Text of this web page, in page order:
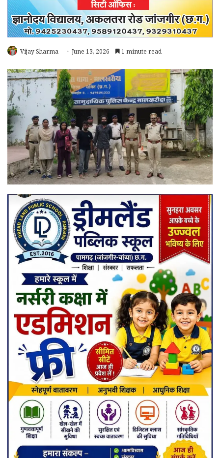
Vijay Sharma June 13, 2026 1 minute read